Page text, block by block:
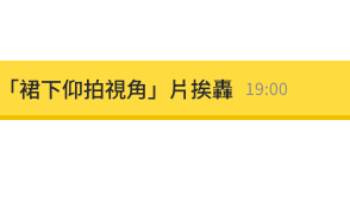
裙下仰拍視角」片挨轟 19:00
3億護「這檔金融股 」